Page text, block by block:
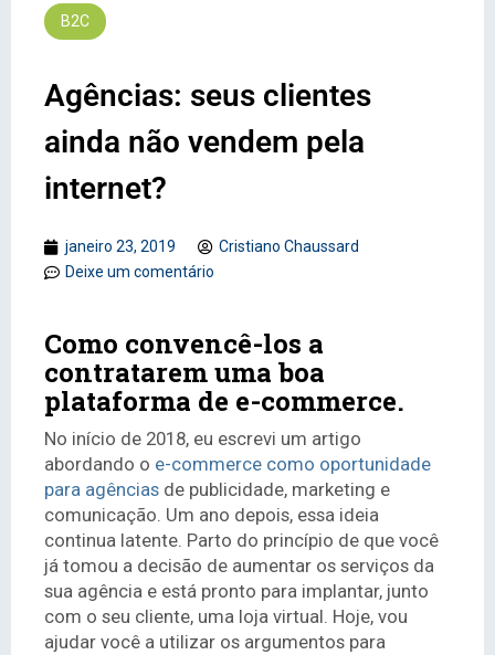
B2C
Agências: seus clientes
ainda não vendem pela
internet?
janeiro 23, 2019
Cristiano Chaussard
Deixe um comentário
Como convencê-los a
contratarem uma boa
plataforma de e-commerce.
No início de 2018, eu escrevi um artigo
abordando o e-commerce como oportunidade
para agências de publicidade, marketing e
comunicação. Um ano depois, essa ideia
continua latente. Parto do princípio de que você
já tomou a decisão de aumentar os serviços da
sua agência e está pronto para implantar, junto
com o seu cliente, uma loja virtual. Hoje, vou
ajudar você a utilizar os argumentos para